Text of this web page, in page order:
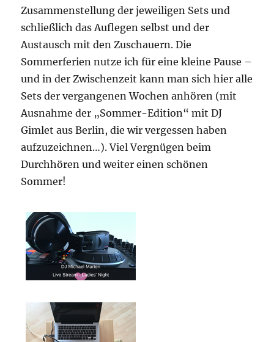
Zusammenstellung der jeweiligen Sets und
schließlich das Auflegen selbst und der
Austausch mit den Zuschauern. Die
Sommerferien nutze ich für eine kleine Pause –
und in der Zwischenzeit kann man sich hier alle
Sets der vergangenen Wochen anhören (mit
Ausnahme der „Sommer-Edition“ mit DJ
Gimlet aus Berlin, die wir vergessen haben
aufzuzeichnen…). Viel Vergnügen beim
Durchhören und weiter einen schönen
Sommer!